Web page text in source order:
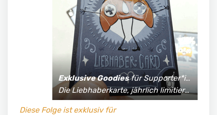
Exklusive Goodiesfür Supporter*innen:
Die Liebhaberkarte, jährlich limitierte Fan-Shirts und vieles mehr!
Diese Folge ist exklusiv für